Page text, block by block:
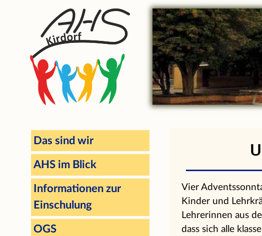
Vier
Kinder und
Lehrerinnen aus
dass sich alle
Das sind wir
AHS im Blick
Informationen zur
Einschulung
OGS